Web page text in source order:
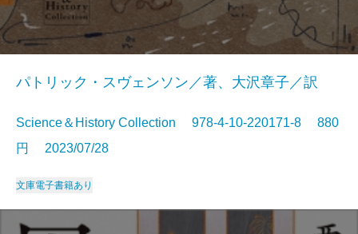
パトリック・スヴェンソン／著、大沢章子／訳
Science＆History Collection 978-4-10-220171-8 880
円 2023/07/28
文庫電子書籍あり